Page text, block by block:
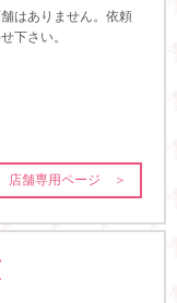
はありません。依頼
下さい。
店舗専用ページ ＞